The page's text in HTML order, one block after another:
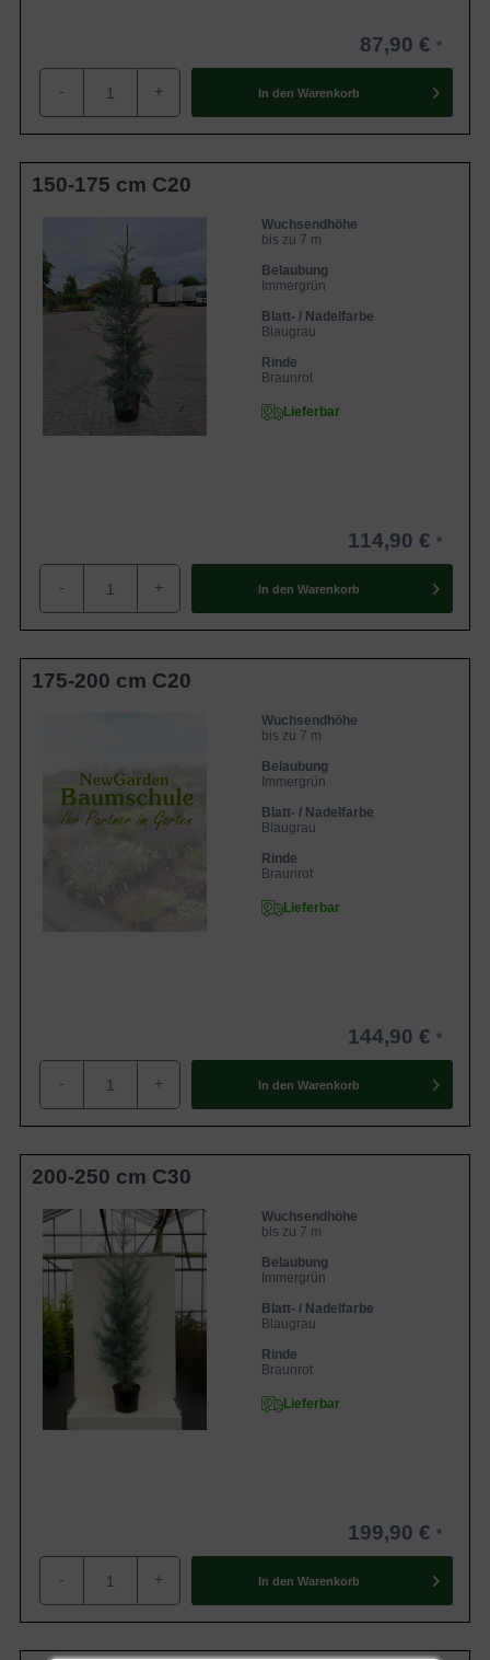
87,90 €
- + In den Warenkorb
150-175 cm C20
Wuchsendhöhe
bis zu 7 m
Belaubung
Immergrün
Blatt- / Nadelfarbe
Blaugrau
Rinde
Braunrot
Lieferbar
114,90 €
- + In den Warenkorb
175-200 cm C20
Wuchsendhöhe
bis zu 7 m
Belaubung
Immergrün
Blatt- / Nadelfarbe
Blaugrau
Rinde
Braunrot
Lieferbar
144,90 €
- + In den Warenkorb
200-250 cm C30
Wuchsendhöhe
bis zu 7 m
Belaubung
Immergrün
Blatt- / Nadelfarbe
Blaugrau
Rinde
Braunrot
Lieferbar
199,90 €
- + In den Warenkorb